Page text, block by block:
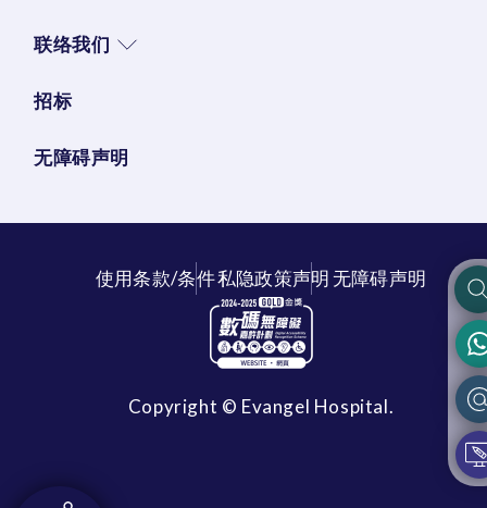
联络我们
招标
无障碍声明
使用条款/条件私隐政策声明无障碍声明
Copyright © Evangel Hospital.